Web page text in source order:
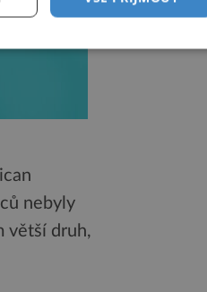
nebyly
větší druh,